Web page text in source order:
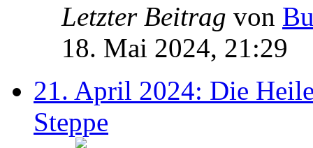
Letzter Beitrag von
18. Mai 2024, 21:29
21. April 2024: Die
Steppe